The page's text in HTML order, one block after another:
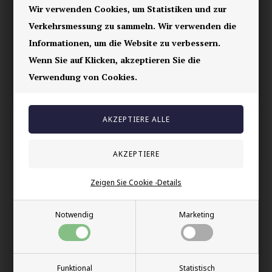
Wir verwenden Cookies, um Statistiken und zur
Verkehrsmessung zu sammeln. Wir verwenden die
Informationen, um die Website zu verbessern.
Wenn Sie auf Klicken, akzeptieren Sie die
Verwendung von Cookies.
Notwendig Marketing
Funktional Statistisch
Zeigen Sie Cookie -Details
E-mark webshop
100% nikkelfrei schmuck
Lieferung 2-4 Tage